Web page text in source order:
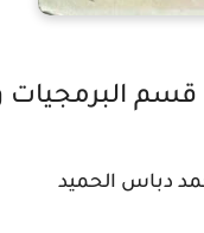
قسم البرمجيات
دباس الحميد